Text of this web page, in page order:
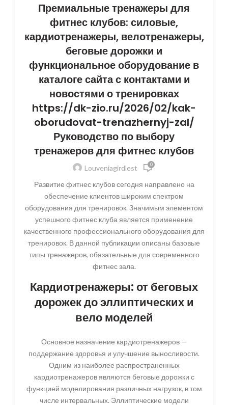
Премиальные тренажеры для
фитнес клубов: силовые,
кардиотренажеры, велотренажеры,
беговые дорожки и
функциональное оборудование в
каталоге сайта с контактами и
новостями о тренировках
https://dk-zio.ru/2026/02/kak-
oborudovat-trenazhernyj-zal/
Руководство по выбору
тренажеров для фитнес клубов
Louveniagirdlest 0
Развитие фитнес клубов сегодня направлено на
обеспечение клиентов широким спектром
оборудования для тренировок. Значимым элементом
успешного фитнес клуба является применение
качественного профессионального оборудования для
тренировок. В данной публикации описаны базовые
типы тренажеров, обязательные для современного
фитнес зала.
Кардиотренажеры: от беговых
дорожек до эллиптических и
вело моделей
Основное назначение кардиотренажеров —
поддержание здоровья и улучшение выносливости.
Одним из наиболее распространенных
кардиотренажеров являются беговые дорожки с
функцией моделирования различных нагрузок, в том
числе интервальных. Эллиптические модели